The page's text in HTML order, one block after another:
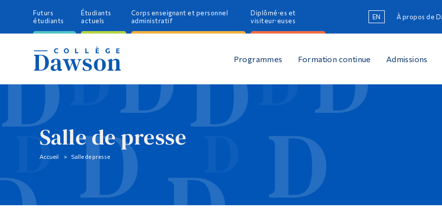
Futurs
étudiants
Étudiants
actuels
Corps enseignant et personnel
administratif
Diplômé·es et
visiteur·euses
EN À propos de
Programmes Formation continue Admissions
Salle de presse
Accueil Salle de presse